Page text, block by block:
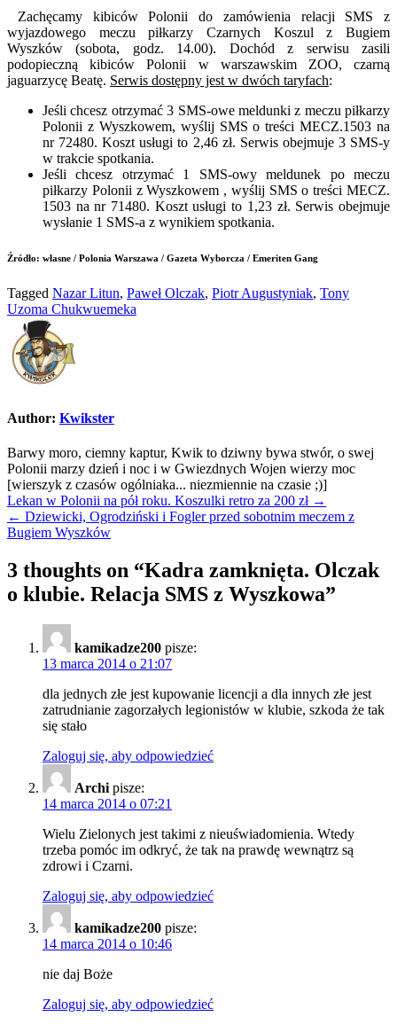
Zachęcamy kibiców Polonii do zamówienia relacji SMS z
wyjazdowego meczu piłkarzy Czarnych Koszul z Bugiem
Wyszków (sobota, godz. 14.00). Dochód z serwisu zasili
podopieczną kibiców Polonii w warszawskim ZOO, czarną
jaguarzycę Beatę. Serwis dostępny jest w dwóch taryfach:
Jeśli chcesz otrzymać 3 SMS-owe meldunki z meczu piłkarzy
Polonii z Wyszkowem, wyślij SMS o treści MECZ.1503 na
nr 72480. Koszt usługi to 2,46 zł. Serwis obejmuje 3 SMS-y
w trakcie spotkania.
Jeśli chcesz otrzymać 1 SMS-owy meldunek po meczu
piłkarzy Polonii z Wyszkowem , wyślij SMS o treści MECZ.
1503 na nr 71480. Koszt usługi to 1,23 zł. Serwis obejmuje
wysłanie 1 SMS-a z wynikiem spotkania.
Źródło: własne / Polonia Warszawa / Gazeta Wyborcza / Emeriten Gang
Tagged Nazar Litun, Paweł Olczak, Piotr Augustyniak, Tony
Uzoma Chukwuemeka
Author: Kwikster
Barwy moro, ciemny kaptur, Kwik to dziwny bywa stwór, o swej
Polonii marzy dzień i noc i w Gwiezdnych Wojen wierzy moc
[wierszyk z czasów ogólniaka... niezmiennie na czasie ;)]
Nawigacja
wpisu
Lekan w Polonii na pół roku. Koszulki retro za 200 zł →
← Dziewicki, Ogrodziński i Fogler przed sobotnim meczem z
Bugiem Wyszków
3 thoughts on “Kadra zamknięta. Olczak
o klubie. Relacja SMS z Wyszkowa”
kamikadze200 pisze:
13 marca 2014 o 21:07
dla jednych złe jest kupowanie licencji a dla innych złe jest
zatrudnianie zagorzałych legionistów w klubie, szkoda że tak
się stało
Zaloguj się, aby odpowiedzieć
Archi pisze:
14 marca 2014 o 07:21
Wielu Zielonych jest takimi z nieuświadomienia. Wtedy
trzeba pomóc im odkryć, że tak na prawdę wewnątrz są
zdrowi i Czarni.
Zaloguj się, aby odpowiedzieć
kamikadze200 pisze:
14 marca 2014 o 10:46
nie daj Boże
Zaloguj się, aby odpowiedzieć